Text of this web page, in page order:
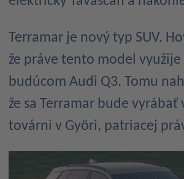
Terramar je nový typ SUV.
že práve tento model využije
budúcom Audi Q3. Tomu
že sa Terramar bude vyrábať
továrni v Györi, patriacej